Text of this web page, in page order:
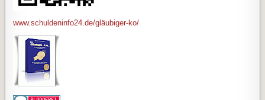
www.schuldeninfo24.de/gläubiger-ko/